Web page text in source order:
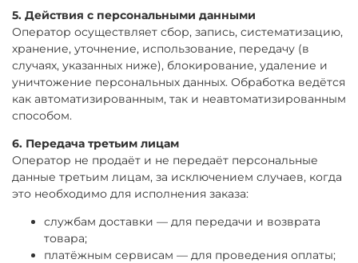
5. Действия с персональными данными
Оператор осуществляет сбор, запись, систематизацию,
хранение, уточнение, использование, передачу (в
случаях, указанных ниже), блокирование, удаление и
уничтожение персональных данных. Обработка ведётся
как автоматизированным, так и неавтоматизированным
способом.
6. Передача третьим лицам
Оператор не продаёт и не передаёт персональные
данные третьим лицам, за исключением случаев, когда
это необходимо для исполнения заказа:
службам доставки — для передачи и возврата
товара;
платёжным сервисам — для проведения оплаты;